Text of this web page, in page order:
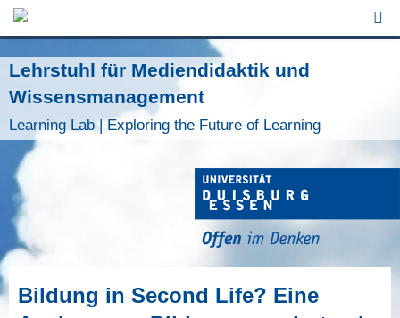
Jump to Navigation
Lehrstuhl für Mediendidaktik und
Wissensmanagement
Learning Lab | Exploring the Future of Learning
Bildung in Second Life? Eine